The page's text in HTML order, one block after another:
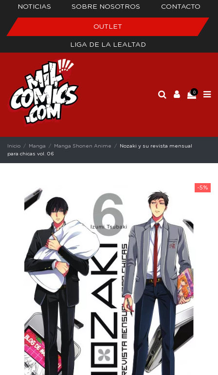
NOTICIAS SOBRE NOSOTROS CONTACTO
OUTLET
LIGA DE LA LEALTAD
0
Inicio Manga Manga Shonen Anime
Nozaki y su revista mensual
para chicas vol. 06
-5%